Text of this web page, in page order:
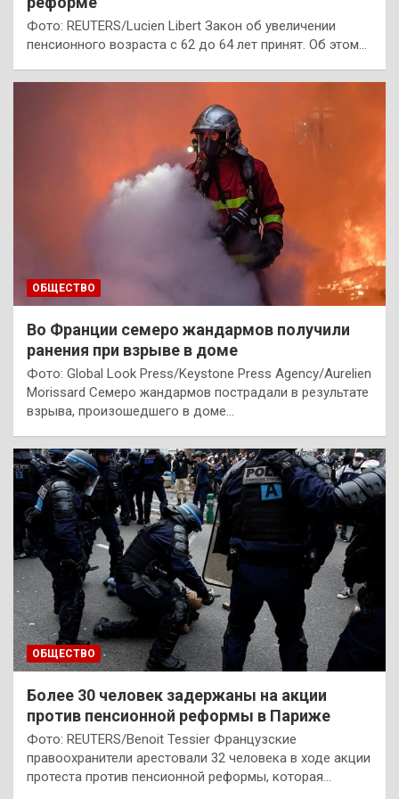
Фото: REUTERS/Lucien Libert Закон об увеличении
пенсионного возраста с 62 до 64 лет принят. Об этом…
ОБЩЕСТВО
Во Франции семеро жандармов получили
ранения при взрыве в доме
Фото: Global Look Press/Keystone Press Agency/Aurelien
Morissard Семеро жандармов пострадали в результате
взрыва, произошедшего в доме…
ОБЩЕСТВО
Более 30 человек задержаны на акции
против пенсионной реформы в Париже
Фото: REUTERS/Benoit Tessier Французские
правоохранители арестовали 32 человека в ходе акции
протеста против пенсионной реформы, которая…